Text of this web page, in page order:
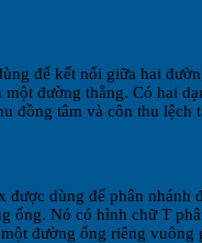
để kết nối giữa hai
một đường thẳng. Có hai
đồng tâm và côn thu lệch
được dùng để phân nhánh
ống. Nó có hình chữ T
đường ống riêng vuông